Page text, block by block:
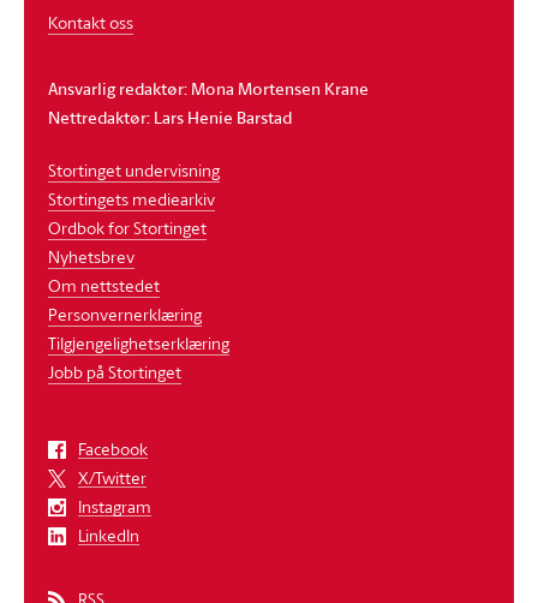
Kontakt oss
Ansvarlig redaktør: Mona Mortensen Krane
Nettredaktør: Lars Henie Barstad
Stortinget undervisning
Stortingets mediearkiv
Ordbok for Stortinget
Nyhetsbrev
Om nettstedet
Personvernerklæring
Tilgjengelighetserklæring
Jobb på Stortinget
Facebook
X/Twitter
Instagram
LinkedIn